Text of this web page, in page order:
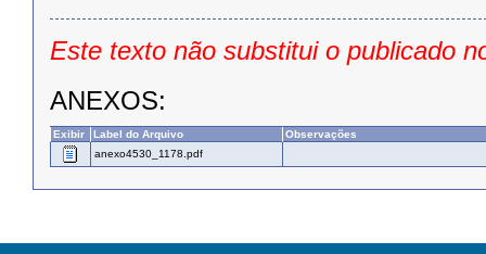
Este texto não substitui o publicado
ANEXOS:
Exibir Label do Arquivo
Observações
anexo4530_1178.pdf